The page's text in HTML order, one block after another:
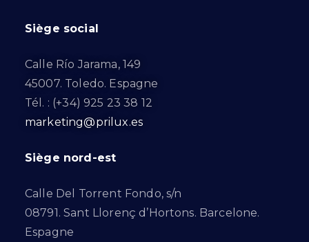
Siège social
Calle Río Jarama, 149
45007. Toledo. Espagne
Tél. : (+34) 925 23 38 12
marketing@prilux.es
Siège nord-est
Calle Del Torrent Fondo, s/n
08791. Sant Llorenç d’Hortons. Barcelone.
Espagne